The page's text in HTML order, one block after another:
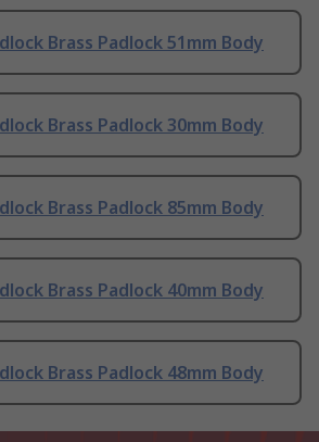
Brass Padlock 51mm Body
Brass Padlock 30mm Body
Brass Padlock 85mm Body
Brass Padlock 40mm Body
Brass Padlock 48mm Body